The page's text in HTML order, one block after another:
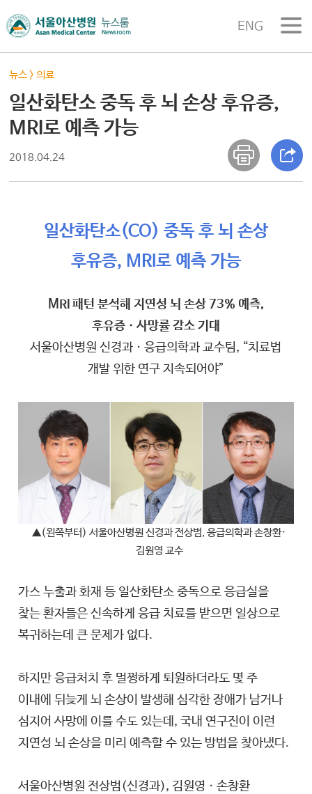
ENG
뉴스 >의료
일산화탄소 중독 후 뇌 손상 후유증,
MRI로 예측 가능
2018.04.24
일산화탄소(CO) 중독 후 뇌 손상
후유증, MRI로 예측 가능
MRI 패턴 분석해 지연성 뇌 손상 73% 예측,
후유증ㆍ사망률 감소 기대
서울아산병원 신경과ㆍ응급의학과 교수팀, “치료법
개발 위한 연구 지속되어야”
▲(왼쪽부터) 서울아산병원 신경과 전상범, 응급의학과 손창환·
김원영 교수
가스 누출과 화재 등 일산화탄소 중독으로 응급실을
찾는 환자들은 신속하게 응급 치료를 받으면 일상으로
복귀하는데 큰 문제가 없다.
하지만 응급처치 후 멀쩡하게 퇴원하더라도 몇 주
이내에 뒤늦게 뇌 손상이 발생해 심각한 장애가 남거나
심지어 사망에 이를 수도 있는데, 국내 연구진이 이런
지연성 뇌 손상을 미리 예측할 수 있는 방법을 찾아냈다.
서울아산병원 전상범(신경과), 김원영ㆍ손창환